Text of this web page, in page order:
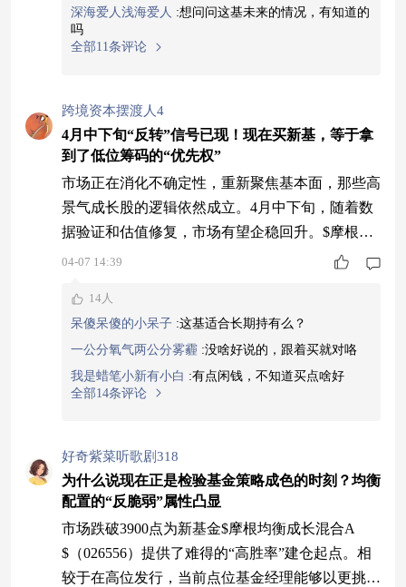
费劲，新基金却能在震荡中慢慢买，把成本
深海爱人浅海爱人 :想问问这基未来的情况，有知道的
吗
全部11条评论
跨境资本摆渡人4
4月中下旬“反转”信号已现！现在买新基，等于拿
到了低位筹码的“优先权”
市场正在消化不确定性，重新聚焦基本面，那些高
景气成长股的逻辑依然成立。4月中下旬，随着数
据验证和估值修复，市场有望企稳回升。$摩根均
衡成长混合A$（026556）的建仓期（4月到6月）
在4月中下旬到5月这段震荡期，分批收集便宜的筹
码，成本控制得更好。等它建仓完成，正好赶上市
场可能出现的反弹，这个时机契合度很高。看看20
22-2024年的行情，新基金因为建
04-07 14:39
14人
呆傻呆傻的小呆子 :这基适合长期持有么？
一公分氧气两公分雾霾 :没啥好说的，跟着买就对咯
我是蜡笔小新有小白 :有点闲钱，不知道买点啥好
全部14条评论
好奇紫菜听歌剧318
为什么说现在正是检验基金策略成色的时刻？均衡
配置的“反脆弱”属性凸显
市场跌破3900点为新基金$摩根均衡成长混合A
$（026556）提供了难得的“高胜率”建仓起点。相
较于在高位发行，当前点位基金经理能够以更挑剔